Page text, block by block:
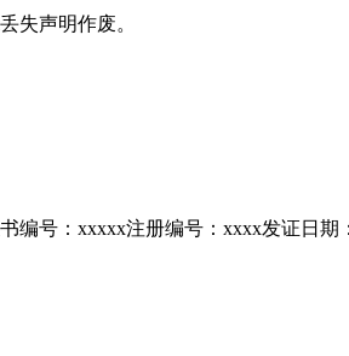
失声明作废。
编号：xxxxx注册编号：xxxx发证日期